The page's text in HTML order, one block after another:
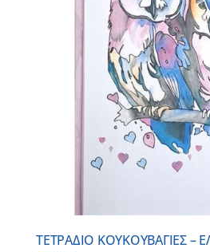
ΤΕΤΡΑΔΙΟ ΚΟΥΚΟΥΒΑΓΙΕΣ –